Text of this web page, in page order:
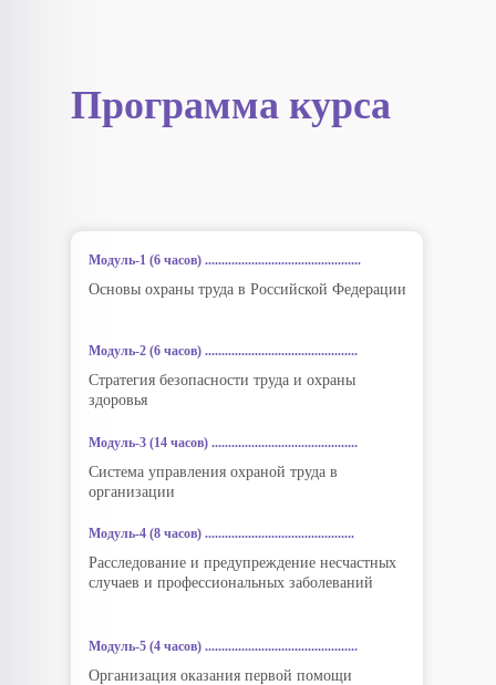
Программа курса
Модуль-1 (6 часов) ...............................................
Основы охраны труда в Российской Федерации
Модуль-2 (6 часов) ..............................................
Модуль-3 (14 часов) ............................................
Модуль-4 (8 часов) .............................................
Модуль-5 (4 часов) ..............................................
Стратегия безопасности труда и охраны
здоровья
Система управления охраной труда в
организации
Расследование и предупреждение несчастных
случаев и профессиональных заболеваний
Организация оказания первой помощи